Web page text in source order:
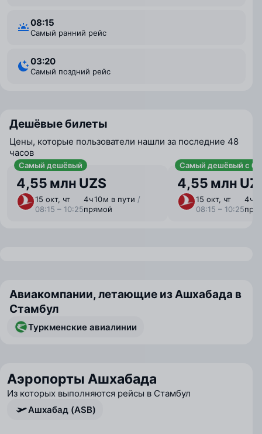
08:15
Самый ранний рейс
03:20
Самый поздний рейс
Дешёвые билеты
Цены, которые пользователи нашли за последние 48
часов
Самый дешёвый
4,55 млн UZS
15 окт, чт
08:15 – 10:25
4 ⁠ч 10 ⁠м в пути /
прямой
Самый дешёвый с
4,55 млн
15 окт, чт
08:15 – 10:25
4 ⁠ч
Авиакомпании, летающие из Ашхабада в
Стамбул
Туркменские авиалинии
Аэропорты Ашхабада
Из которых выполняются рейсы в Стамбул
Ашхабад (ASB)